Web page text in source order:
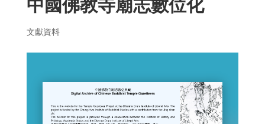
中國佛教寺廟志數位化
文獻資料